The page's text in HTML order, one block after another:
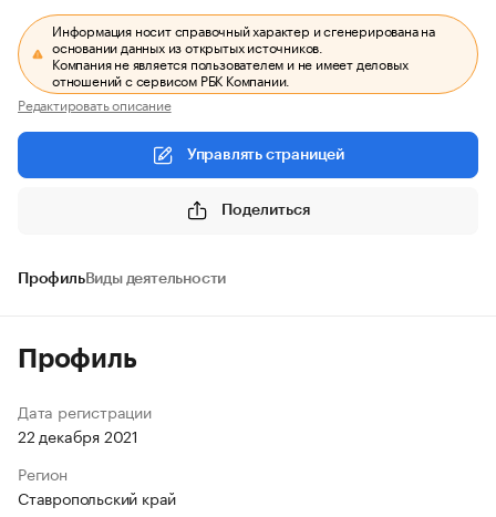
Информация носит справочный характер и сгенерирована на
основании данных из открытых источников.
Компания не является пользователем и не имеет деловых
отношений с сервисом РБК Компании.
Редактировать описание
Управлять страницей
Поделиться
ПрофильВиды деятельности
Профиль
Дата регистрации
22 декабря 2021
Регион
Ставропольский край